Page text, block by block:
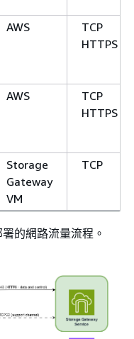
AWS
TCP
HTTPS
AWS
TCP
HTTPS
Storage
Gateway
VM
TCP
的網路流量流程。